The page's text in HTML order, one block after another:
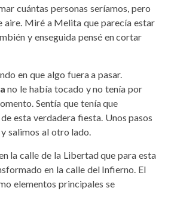
cuántas personas seríamos, pero
aire. Miré a Melita que parecía estar
y enseguida pensé en cortar
en que algo fuera a pasar.
no le había tocado y no tenía por
Sentía que tenía que
esta verdadera fiesta. Unos pasos
salimos al otro lado.
la calle de la Libertad que para esta
en la calle del Infierno. El
elementos principales se